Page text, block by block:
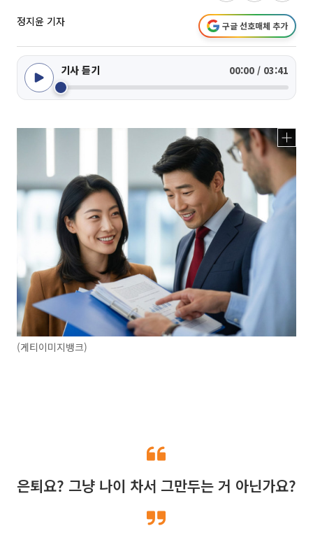
정지윤 기자 구글 선호매체 추가
기사 듣기 00:00 / 03:41
(게티이미지뱅크)
은퇴요? 그냥 나이 차서 그만두는 거 아닌가요?